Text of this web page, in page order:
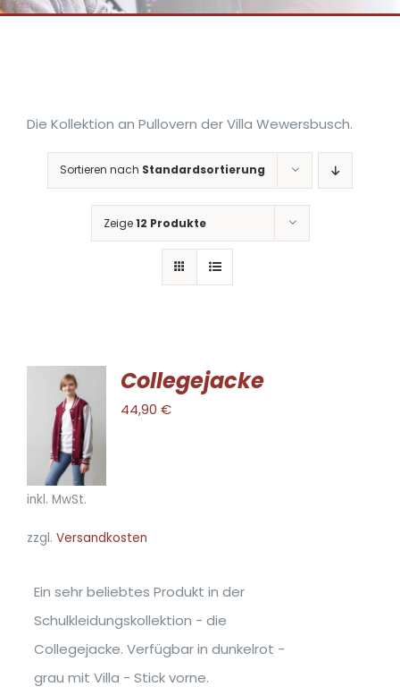
Die Kollektion an Pullovern der Villa Wewersbusch.
Sortieren nach Standardsortierung
Zeige12 Produkte
AUSFÜHRUNG
WÄHLEN
DIESES
PRODUKT
WEIST
MEHRERE
AUF.
KÖNNEN
AUF
DER
GEWÄHLT
/
DETAILS
Collegejacke
44,90 €
inkl. MwSt.
zzgl. Versandkosten
Ein sehr beliebtes Produkt in der
Schulkleidungskollektion - die
Collegejacke. Verfügbar in dunkelrot -
grau mit Villa - Stick vorne.